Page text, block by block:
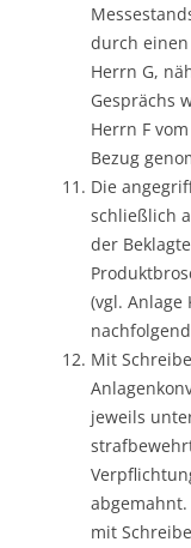
durch
Herrn G,
Gesprächs
Herrn F
Bezug
Die
schließlich
der
(vgl. Anlage
Mit
jeweils
mit